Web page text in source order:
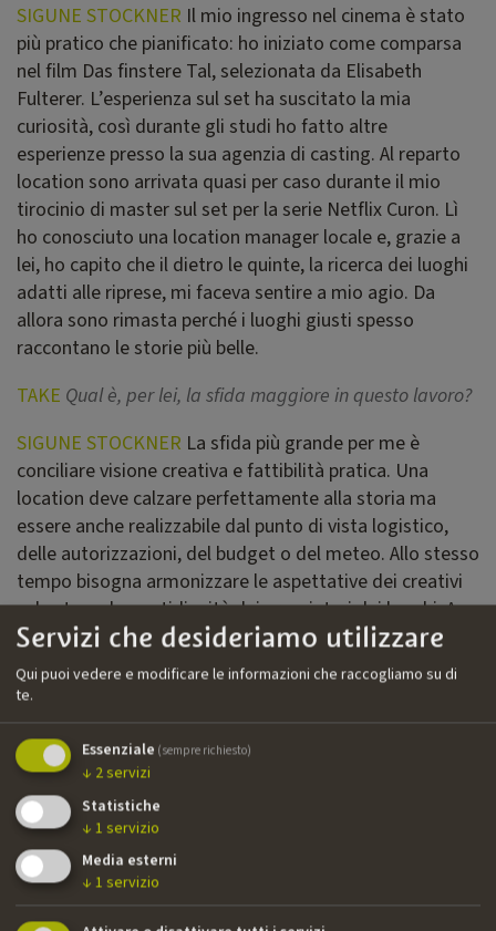
SIGUNE STOCKNER Il mio ingresso nel cinema è stato
più pratico che pianificato: ho iniziato come comparsa
nel film Das finstere Tal, selezionata da Elisabeth
Fulterer. L’esperienza sul set ha suscitato la mia
curiosità, così durante gli studi ho fatto altre
esperienze presso la sua agenzia di casting. Al reparto
location sono arrivata quasi per caso durante il mio
tirocinio di master sul set per la serie Netflix Curon. Lì
ho conosciuto una location manager locale e, grazie a
lei, ho capito che il dietro le quinte, la ricerca dei luoghi
adatti alle riprese, mi faceva sentire a mio agio. Da
allora sono rimasta perché i luoghi giusti spesso
raccontano le storie più belle.
TAKE Qual è, per lei, la sfida maggiore in questo lavoro?
SIGUNE STOCKNER La sfida più grande per me è
conciliare visione creativa e fattibilità pratica. Una
location deve calzare perfettamente alla storia ma
essere anche realizzabile dal punto di vista logistico,
delle autorizzazioni, del budget o del meteo. Allo stesso
tempo bisogna armonizzare le aspettative dei creativi
sul set con la quotidianità dei proprietari dei luoghi. A
volte servono tante capacità organizzative quante
competenze relazionali per restare flessibili e trovare
soluzioni rapide. Sono proprio queste sfide a rendere il
TAKEC’è qualche location che ha individuato o seguito e
che le è rimasta particolarmente nel cuore?
SIGUNE STOCKNER
motivi diversi. A volte è l’ospitalità calorosa dei
proprietari che colpisce. Altre volte è la sensazione che il
Servizi che desideriamo utilizzare
Qui puoi vedere e modificare le informazioni che raccogliamo su di
te.
Essenziale (sempre richiesto)
↓ 2 servizi
Statistiche
↓ 1 servizio
Media esterni
↓ 1 servizio